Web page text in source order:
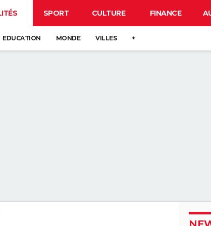
SPORT CULTURE FINANCE
EDUCATION MONDE VILLES +